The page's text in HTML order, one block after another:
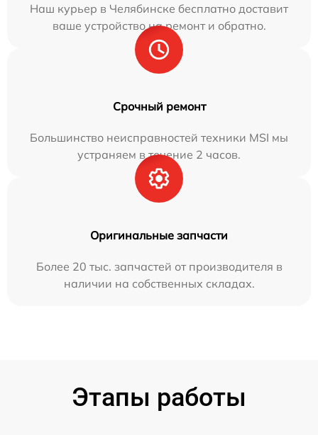
Наш курьер в Челябинске бесплатно доставит
ваше устройство на ремонт и обратно.
Срочный ремонт
Большинство неисправностей техники MSI мы
устраняем в течение 2 часов.
Оригинальные запчасти
Более 20 тыс. запчастей от производителя в
наличии на собственных складах.
Этапы работы